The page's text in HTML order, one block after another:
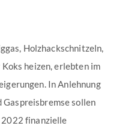
Holzhackschnitzeln,
heizen, erlebten im
In Anlehnung
Gaspreisbremse sollen
finanzielle